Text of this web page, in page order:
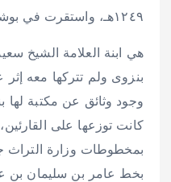
١٢٤٩هـ، واستقرت في بوشر وماتت ودفنت بها.
هي ابنة العلامة الشيخ
وجود وثائق عن مكتبة
كانت توزعها على
بمخطوطات وزارة التراث
بخط عامر بن سليمان بن